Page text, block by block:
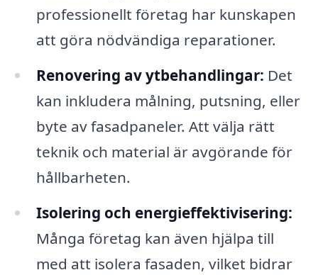
professionellt företag har kunskapen
att göra nödvändiga reparationer.
Renovering av ytbehandlingar: Det
kan inkludera målning, putsning, eller
byte av fasadpaneler. Att välja rätt
teknik och material är avgörande för
hållbarheten.
Isolering och energieffektivisering:
Många företag kan även hjälpa till
med att isolera fasaden, vilket bidrar